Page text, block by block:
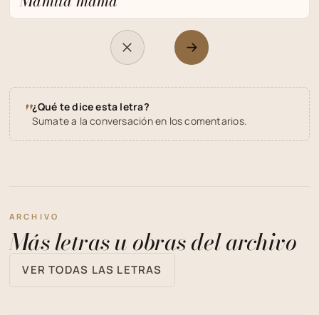
"¿Qué te dice esta letra?
Sumate a la conversación en los comentarios.
ARCHIVO
Más letras u obras del archivo
VER TODAS LAS LETRAS